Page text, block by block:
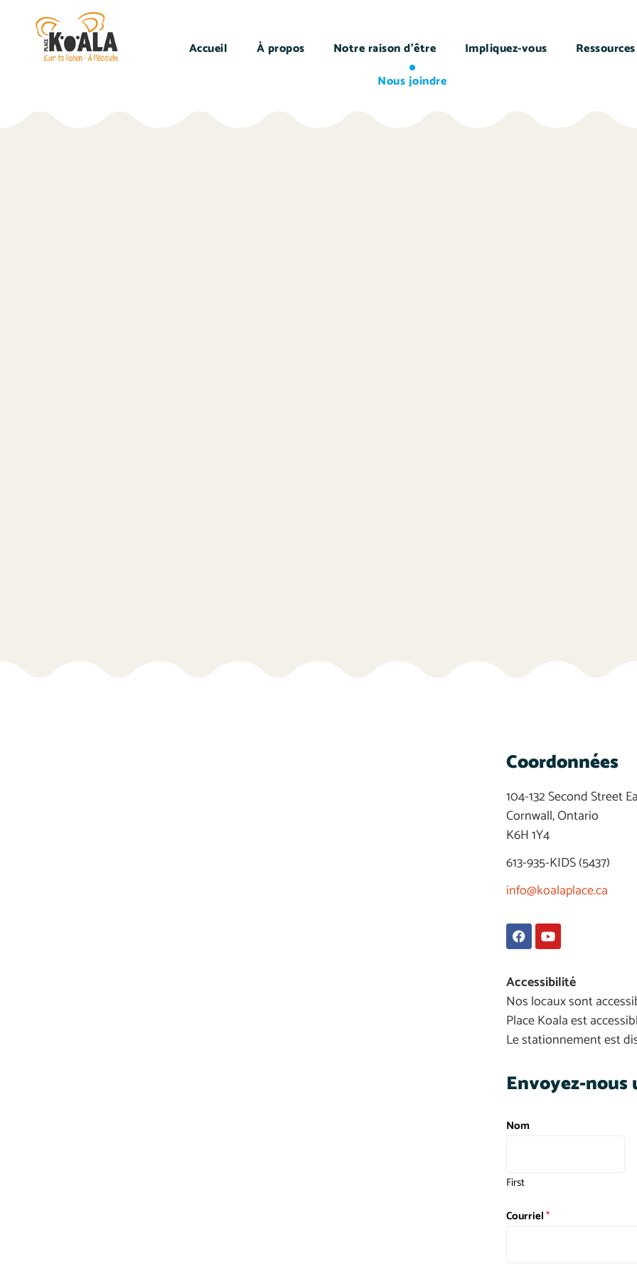
Accueil À propos Notre raison d’être Impliquez-vous
Ressources
Nous joindre
Coordonnées
104-132 Second Street
Cornwall, Ontario
K6H 1Y4
613-935-KIDS (5437)
info@koalaplace.ca
Accessibilité
Nos locaux sont
Place Koala est
Le stationnement est
Envoyez-nous
Nom
First
Courriel*